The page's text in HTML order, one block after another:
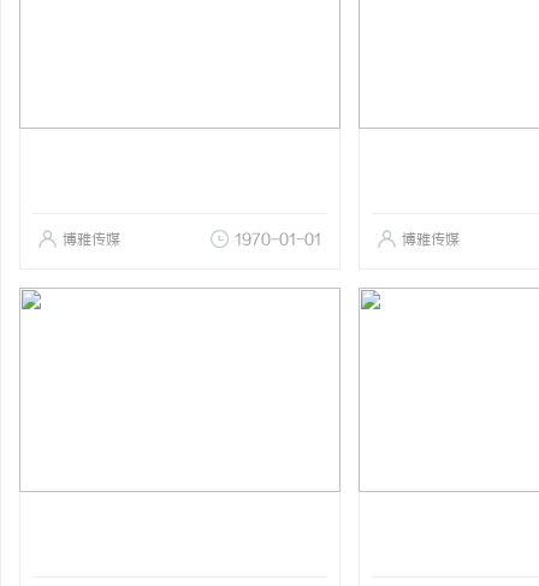
博雅传媒 1970-01-01 博雅传媒